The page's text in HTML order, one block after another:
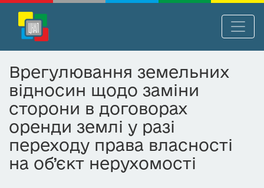
е
й
т
и
д
о
о
с
Врегулювання земельних
відносин щодо заміни
сторони в договорах
оренди землі у разі
переходу права власності
на об’єкт нерухомості